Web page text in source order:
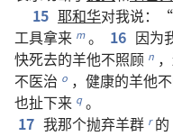
15 耶和华对我说：“
工具拿来 m 。 16 因为
快死去的羊他不照顾 n ，
不医治 o ， 健康的羊他不
也扯下来 q 。
17 我那个抛弃羊群 r 的